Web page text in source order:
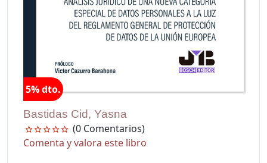
5% dto.
Bastidas Cid, Yasna
(0 Comentarios)
Comenta y valora este libro